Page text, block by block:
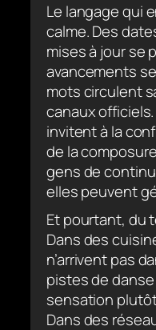
Le langage qui
calme. Des
mises à jour se
avancements
mots circulent
canaux
invitent à la
de la
gens de
elles peuvent
Et pourtant, du
Dans des
n’arrivent pas
pistes de
sensation
Dans des